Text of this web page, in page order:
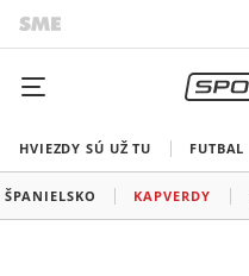
HVIEZDY SÚ UŽ TU FUTBAL
ŠPANIELSKO KAPVERDY